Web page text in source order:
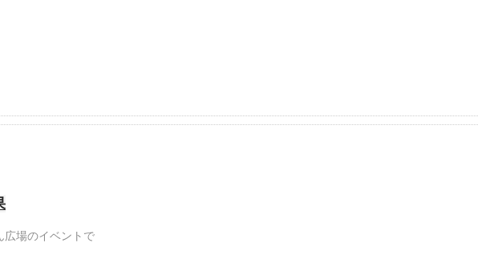
広場のイベントで